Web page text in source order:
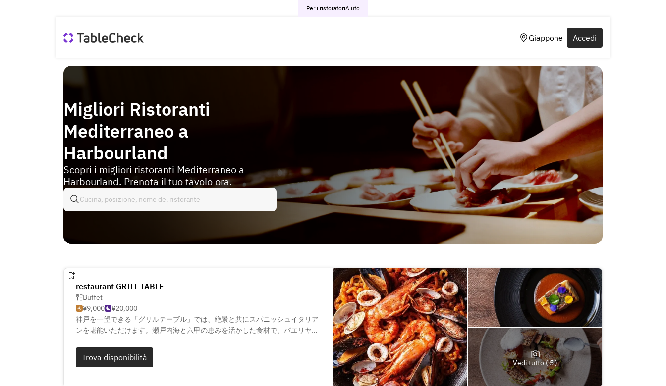
Per i ristoratoriAiuto
Giappone Accedi
Migliori Ristoranti
Mediterraneo a
Harbourland
Scopri i migliori ristoranti Mediterraneo a
Harbourland. Prenota il tuo tavolo ora.
restaurant GRILL TABLE
Buffet
¥9,000
¥20,000
神戸を一望できる「グリルテーブル」では、絶景と共にスパニッシュイタリア
ンを堪能いただけます。瀬戸内海と六甲の恵みを活かした食材で、パエリヤや
インを取り揃え、料理をより一層引き立てます。デートや記念日、接待にもふ
さわしい華やかな空間で、贅沢なひとときをお過ごしください。
Trova disponibilità
Vedi tutto ( 5 )